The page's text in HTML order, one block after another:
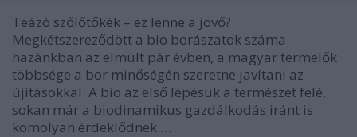
Teázó szőlőtőkék – ez lenne a jövő?
Megkétszereződött a bio borászatok száma
hazánkban az elmúlt pár évben, a magyar termelők
többsége a bor minőségén szeretne javítani az
újításokkal. A bio az első lépésük a természet felé,
sokan már a biodinamikus gazdálkodás iránt is
komolyan érdeklődnek.…